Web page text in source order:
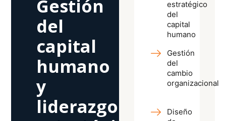
Gestión
del
capital
humano
y
liderazgo
estratégico
del
capital
humano
Gestión
del
cambio
organizacional
Diseño